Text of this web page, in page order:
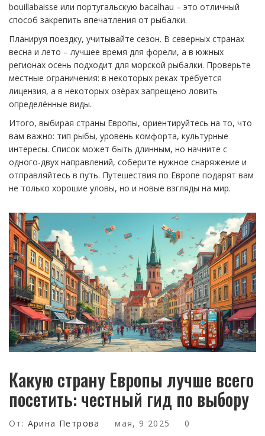
bouillabaisse или португальскую bacalhau – это отличный
способ закрепить впечатления от рыбалки.
Планируя поездку, учитывайте сезон. В северных странах
весна и лето – лучшее время для форели, а в южных
регионах осень подходит для морской рыбалки. Проверьте
местные ограничения: в некоторых реках требуется
лицензия, а в некоторых озёрах запрещено ловить
определённые виды.
Итого, выбирая страны Европы, ориентируйтесь на то, что
вам важно: тип рыбы, уровень комфорта, культурные
интересы. Список может быть длинным, но начните с
одного-двух направлений, соберите нужное снаряжение и
отправляйтесь в путь. Путешествия по Европе подарят вам
не только хорошие уловы, но и новые взгляды на мир.
Какую страну Европы лучше всего
посетить: честный гид по выбору
От: Арина Петрова мая, 9 2025
0